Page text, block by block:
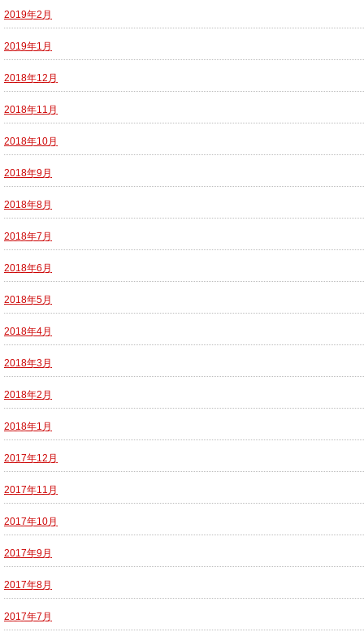
2019年2月
2019年1月
2018年12月
2018年11月
2018年10月
2018年9月
2018年8月
2018年7月
2018年6月
2018年5月
2018年4月
2018年3月
2018年2月
2018年1月
2017年12月
2017年11月
2017年10月
2017年9月
2017年8月
2017年7月